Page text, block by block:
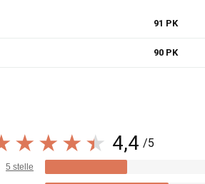
91 PK
90 PK
4,4 /5
5 stelle